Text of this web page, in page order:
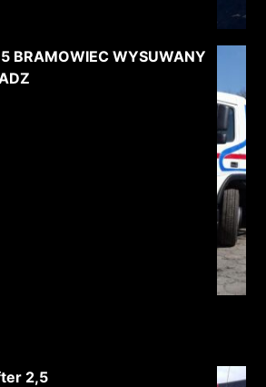
BRAMOWIEC WYSUWANY
2,5